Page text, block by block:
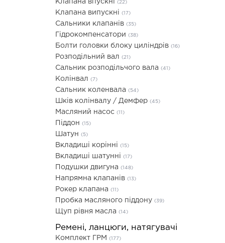
Клапана впускні (22)
Клапана випускні (17)
Сальники клапанів (35)
Гідрокомпенсатори (38)
Болти головки блоку циліндрів (16)
Розподільний вал (21)
Сальник розподільчого вала (41)
Колінвал (7)
Сальник коленвала (54)
Шків колінвалу / Демфер (45)
Масляний насос (11)
Піддон (15)
Шатун (5)
Вкладиші корінні (15)
Вкладиші шатунні (17)
Подушки двигуна (148)
Напрямна клапанів (13)
Рокер клапана (11)
Пробка масляного піддону (39)
Щуп рівня масла (14)
Ремені, ланцюги, натягувачі
Комплект ГРМ (177)